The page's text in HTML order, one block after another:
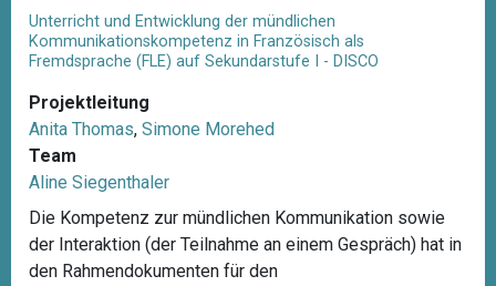
Unterricht und Entwicklung der mündlichen
Kommunikationskompetenz in Französisch als
Fremdsprache (FLE) auf Sekundarstufe I - DISCO
Projektleitung
Anita Thomas, Simone Morehed
Team
Aline Siegenthaler
Die Kompetenz zur mündlichen Kommunikation sowie
der Interaktion (der Teilnahme an einem Gespräch) hat in
den Rahmendokumenten für den